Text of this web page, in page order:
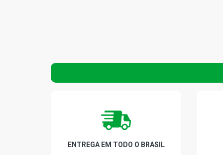
ENTREGA EM TODO O BRASIL